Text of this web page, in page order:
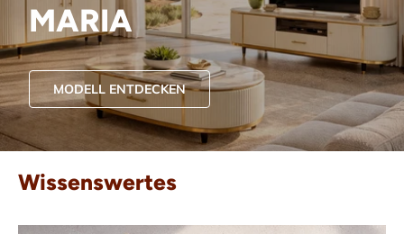
MARIA
MODELL ENTDECKEN
Wissenswertes